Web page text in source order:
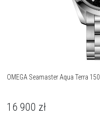
OMEGA Seamaster Aqua Terra 150
16 900 zł